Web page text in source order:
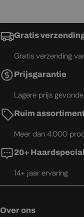
Gratis
Gratis verzending
Prijsgarantie
Lagere prijs
Ruim
Meer dan 4.000
20+
14+ jaar ervaring
Over ons